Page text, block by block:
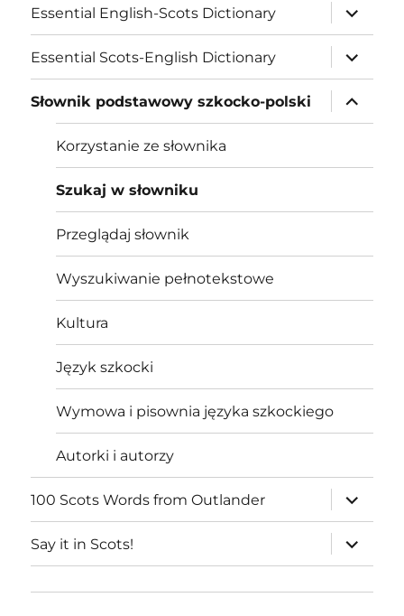
Essential English-Scots Dictionary
expand
child
menu
Essential Scots-English Dictionary
expand
child
menu
Słownik podstawowy szkocko-polski
expand
child
menu
Korzystanie ze słownika
Szukaj w słowniku
Przeglądaj słownik
Wyszukiwanie pełnotekstowe
Kultura
Język szkocki
Wymowa i pisownia języka szkockiego
Autorki i autorzy
100 Scots Words from Outlander
expand
child
menu
Say it in Scots!
expand
child
menu